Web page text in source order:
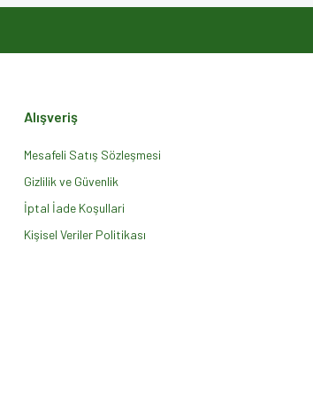
Gönder
Alışveriş
Mesafeli Satış Sözleşmesi
Gizlilik ve Güvenlik
İptal İade Koşullari
Kişisel Veriler Politikası